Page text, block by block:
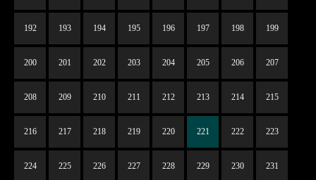
192 193 194 195 196 197 198 199
200 201 202 203 204 205 206 207
208 209 210 211 212 213 214 215
216 217 218 219 220 221 222 223
224 225 226 227 228 229 230 231